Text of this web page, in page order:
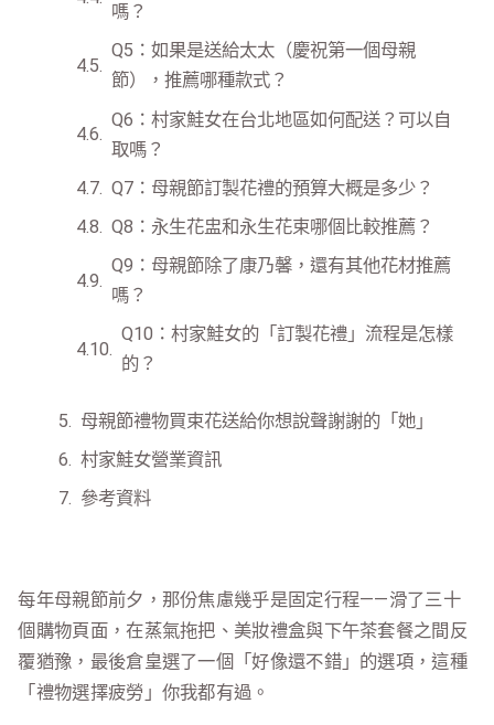
嗎？
Q5：如果是送給太太（慶祝第一個母親
節），推薦哪種款式？
Q6：村家鮭女在台北地區如何配送？可以自
取嗎？
Q7：母親節訂製花禮的預算大概是多少？
Q8：永生花盅和永生花束哪個比較推薦？
Q9：母親節除了康乃馨，還有其他花材推薦
嗎？
Q10：村家鮭女的「訂製花禮」流程是怎樣
的？
母親節禮物買束花送給你想說聲謝謝的「她」
村家鮭女營業資訊
參考資料
每年母親節前夕，那份焦慮幾乎是固定行程——滑了三十
個購物頁面，在蒸氣拖把、美妝禮盒與下午茶套餐之間反
覆猶豫，最後倉皇選了一個「好像還不錯」的選項，這種
「禮物選擇疲勞」你我都有過。